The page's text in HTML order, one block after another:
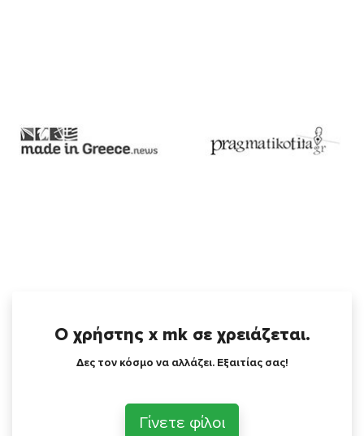
Ο χρήστης x mk σε χρειάζεται.
Δες τον κόσμο να αλλάζει. Εξαιτίας σας!
Γίνετε φίλοι